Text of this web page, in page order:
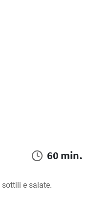
60 min.
e salate.